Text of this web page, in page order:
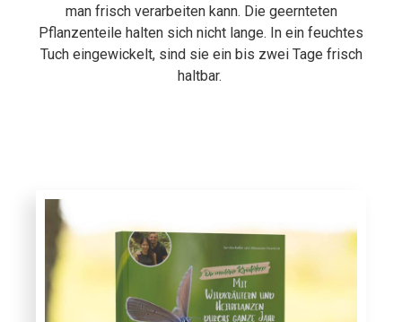
man frisch verarbeiten kann. Die geernteten
Pflanzenteile halten sich nicht lange. In ein feuchtes
Tuch eingewickelt, sind sie ein bis zwei Tage frisch
haltbar.